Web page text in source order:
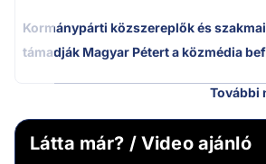
Kormánypárti közszereplők és
támadják Magyar Pétert a közmédia
További
Látta már? / Video ajánló